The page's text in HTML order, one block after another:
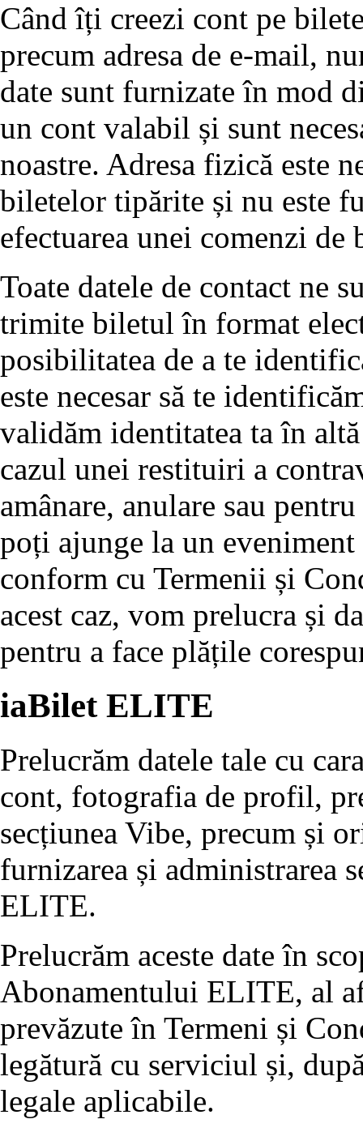
Când îți creezi cont pe
precum adresa de e-mail,
date sunt furnizate în mod
un cont valabil și sunt
noastre. Adresa fizică este
biletelor tipărite și nu este
efectuarea unei comenzi
Toate datele de contact ne
trimite biletul în format
posibilitatea de a te
este necesar să te
validăm identitatea ta în
cazul unei restituiri a
amânare, anulare sau
poți ajunge la un
conform cu Termenii și
acest caz, vom prelucra și
pentru a face plățile
iaBilet ELITE
Prelucrăm datele tale cu
cont, fotografia de profil,
secțiunea Vibe, precum și
furnizarea și administrarea
ELITE.
Prelucrăm aceste date în
Abonamentului ELITE, al
prevăzute în Termeni și
legătură cu serviciul și,
legale aplicabile.